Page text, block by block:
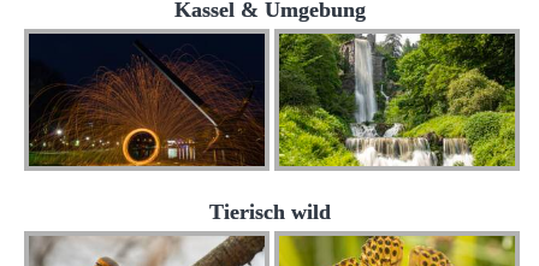
Kassel & Umgebung
Tierisch wild